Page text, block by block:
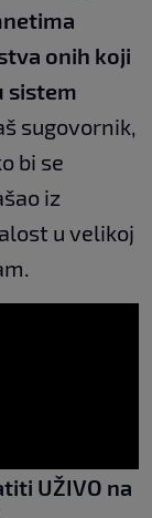
onih koji
sistem
sugovornik,
bi se
iz
u velikoj
UŽIVO na